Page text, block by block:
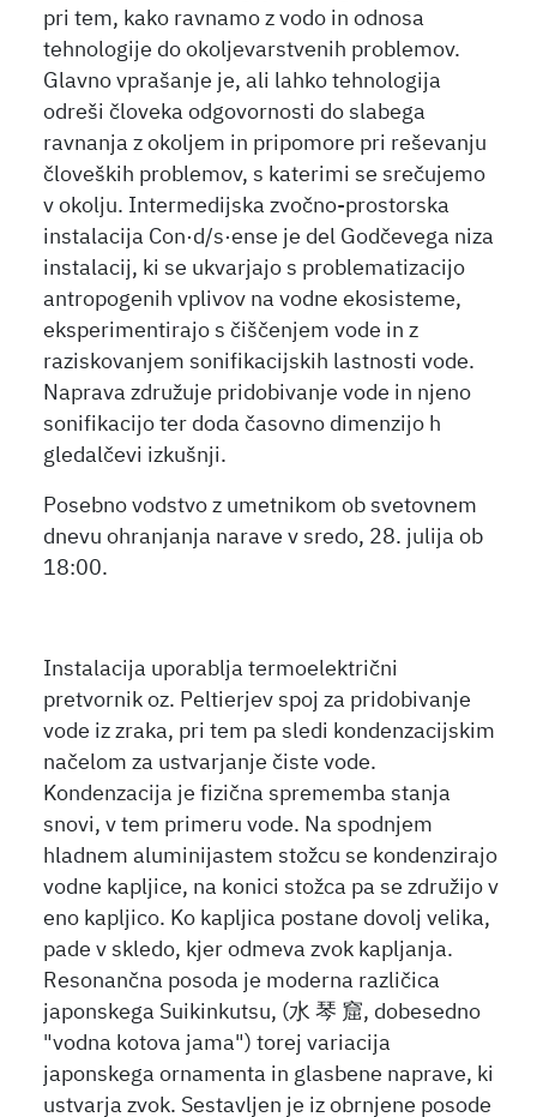
pri tem, kako ravnamo z vodo in odnosa
tehnologije do okoljevarstvenih problemov.
Glavno vprašanje je, ali lahko tehnologija
odreši človeka odgovornosti do slabega
ravnanja z okoljem in pripomore pri reševanju
človeških problemov, s katerimi se srečujemo
v okolju. Intermedijska zvočno-prostorska
instalacija Con·d/s·ense je del Godčevega niza
instalacij, ki se ukvarjajo s problematizacijo
antropogenih vplivov na vodne ekosisteme,
eksperimentirajo s čiščenjem vode in z
raziskovanjem sonifikacijskih lastnosti vode.
Naprava združuje pridobivanje vode in njeno
sonifikacijo ter doda časovno dimenzijo h
gledalčevi izkušnji.
Posebno vodstvo z umetnikom ob svetovnem
dnevu ohranjanja narave v sredo, 28. julija ob
18:00.
Instalacija uporablja termoelektrični
pretvornik oz. Peltierjev spoj za pridobivanje
vode iz zraka, pri tem pa sledi kondenzacijskim
načelom za ustvarjanje čiste vode.
Kondenzacija je fizična sprememba stanja
snovi, v tem primeru vode. Na spodnjem
hladnem aluminijastem stožcu se kondenzirajo
vodne kapljice, na konici stožca pa se združijo v
eno kapljico. Ko kapljica postane dovolj velika,
pade v skledo, kjer odmeva zvok kapljanja.
Resonančna posoda je moderna različica
japonskega Suikinkutsu, (水 琴 窟, dobesedno
"vodna kotova jama") torej variacija
japonskega ornamenta in glasbene naprave, ki
ustvarja zvok. Sestavljen je iz obrnjene posode